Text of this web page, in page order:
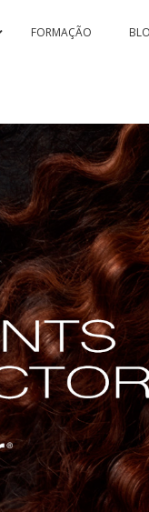
BLEACHING AND
FORMAÇÃO